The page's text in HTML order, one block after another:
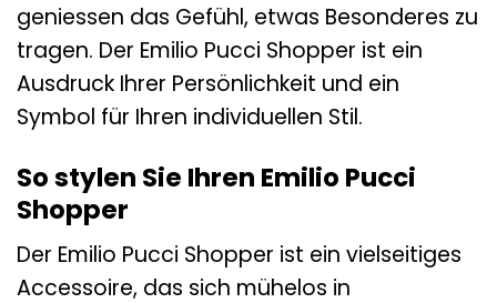
geniessen das Gefühl, etwas Besonderes zu
tragen. Der Emilio Pucci Shopper ist ein
Ausdruck Ihrer Persönlichkeit und ein
Symbol für Ihren individuellen Stil.
So stylen Sie Ihren Emilio Pucci
Shopper
Der Emilio Pucci Shopper ist ein vielseitiges
Accessoire, das sich mühelos in